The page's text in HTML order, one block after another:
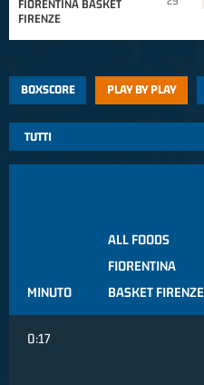
FIORENTINA BASKET
FIRENZE
BOXSCORE PLAY BY PLAY
MINUTO
ALL FOODS
FIORENTINA
BASKET FIRENZE
0:17